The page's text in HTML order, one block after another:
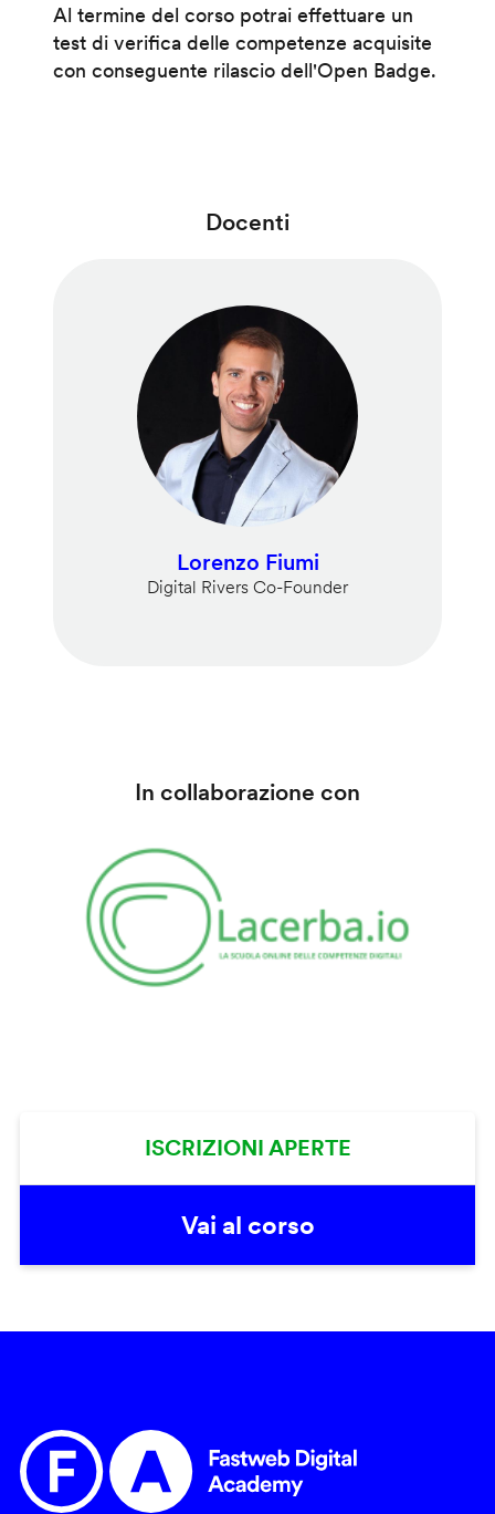
Al termine del corso potrai effettuare un
test di verifica delle competenze acquisite
con conseguente rilascio dell'Open Badge.
Docenti
Lorenzo Fiumi
Digital Rivers Co-Founder
In collaborazione con
ISCRIZIONI APERTE
Vai al corso